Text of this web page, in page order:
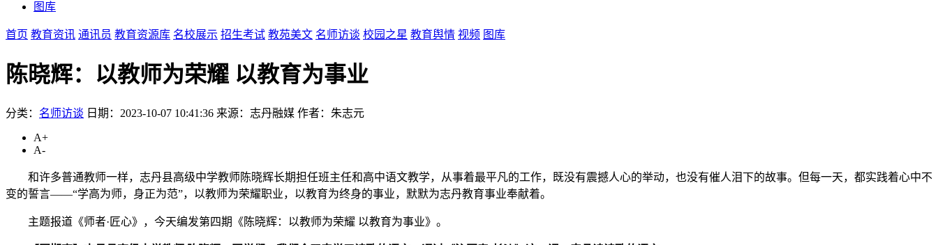
图库
首页 教育资讯 通讯员 教育资源库 名校展示 招生考试 教苑美文 名师访谈 校园之星 教育舆情 视频 图库
陈晓辉：以教师为荣耀 以教育为事业
分类： 名师访谈 日期：2023-10-07 10:41:36 来源：志丹融媒 作者：朱志元
A+
A-
和许多普通教师一样，志丹县高级中学教师陈晓辉长期担任班主任和高中语文教学，从事着最平凡的工作，既没有震撼人心的举动，也没有催人泪下的故事。但每一天，都实践着心中不
变的誓言——“学高为师，身正为范”，以教师为荣耀职业，以教育为终身的事业，默默为志丹教育事业奉献着。
主题报道《师者·匠心》，今天编发第四期《陈晓辉：以教师为荣耀 以教育为事业》。